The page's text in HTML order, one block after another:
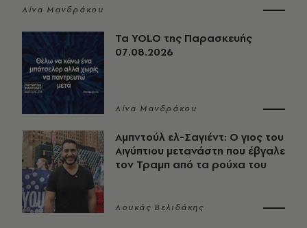
Λίνα Μανδράκου
Τα YOLO της Παρασκευής
07.08.2026
Λίνα Μανδράκου
Αμπντούλ ελ-Σαγιέντ: Ο γιος του
Αιγύπτιου μετανάστη που έβγαλε
τον Τραμπ από τα ρούχα του
Λουκάς Βελιδάκης